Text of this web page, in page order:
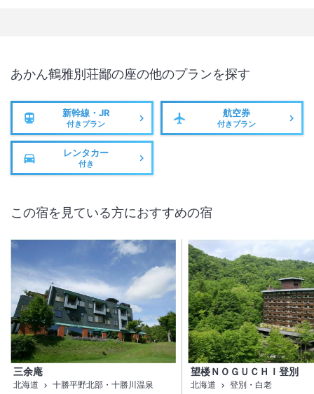
あかん鶴雅別荘鄙の座の他のプランを探す
新幹線・JR
付きプラン
航空券
付きプラン
レンタカー
付き
この宿を見ている方におすすめの宿
三余庵
北海道
十勝平野北部・十勝川温泉
望楼ＮＯＧＵＣＨＩ登別
北海道
登別・白老